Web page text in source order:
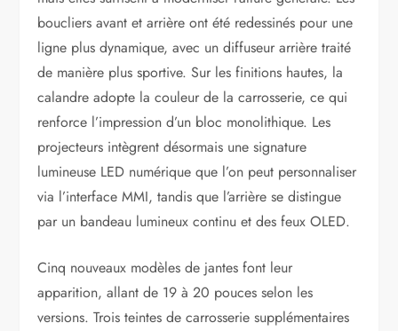
boucliers avant et arrière ont été redessinés pour une
ligne plus dynamique, avec un diffuseur arrière traité
de manière plus sportive. Sur les finitions hautes, la
calandre adopte la couleur de la carrosserie, ce qui
renforce l’impression d’un bloc monolithique. Les
projecteurs intègrent désormais une signature
lumineuse LED numérique que l’on peut personnaliser
via l’interface MMI, tandis que l’arrière se distingue
par un bandeau lumineux continu et des feux OLED.
Cinq nouveaux modèles de jantes font leur
apparition, allant de 19 à 20 pouces selon les
versions. Trois teintes de carrosserie supplémentaires